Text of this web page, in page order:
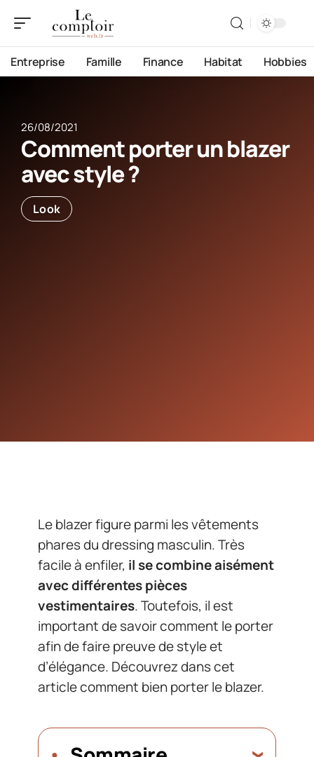
Entreprise Famille Finance Habitat Hobbies
26/08/2021
Comment porter un blazer
avec style ?
Look
Le blazer figure parmi les vêtements
phares du dressing masculin. Très
facile à enfiler, il se combine aisément
avec différentes pièces
vestimentaires. Toutefois, il est
important de savoir comment le porter
afin de faire preuve de style et
d’élégance. Découvrez dans cet
article comment bien porter le blazer.